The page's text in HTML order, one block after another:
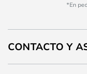
*En
CONTACTO Y